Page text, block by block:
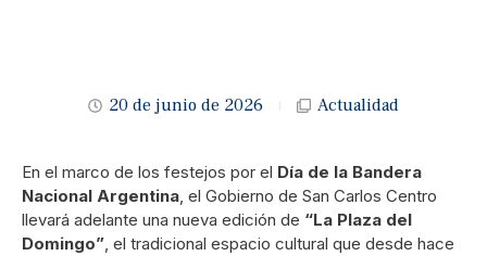
20 de junio de 2026 Actualidad
En el marco de los festejos por el Día de la Bandera
Nacional Argentina, el Gobierno de San Carlos Centro
llevará adelante una nueva edición de “La Plaza del
Domingo”, el tradicional espacio cultural que desde hace